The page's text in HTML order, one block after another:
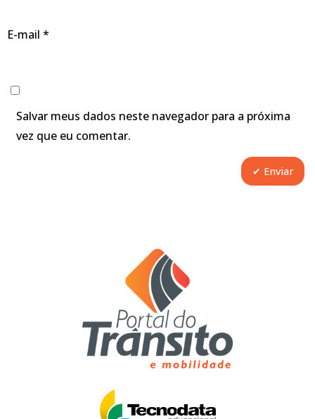
E-mail *
Salvar meus dados neste navegador para a próxima
vez que eu comentar.